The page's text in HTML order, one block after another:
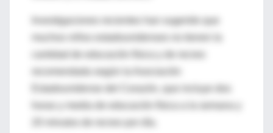
Investigaciones recientes han sugerido que
recomendada según la Asociación